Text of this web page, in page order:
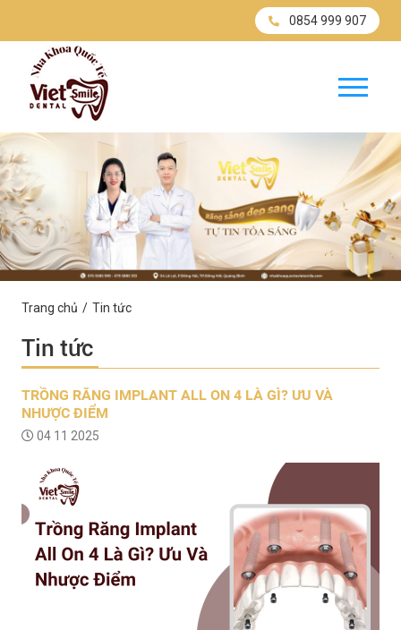
0854 999 907
Trang chủ Tin tức
Tin tức
TRỒNG RĂNG IMPLANT ALL ON 4 LÀ GÌ? ƯU VÀ
NHƯỢC ĐIỂM
04 11 2025